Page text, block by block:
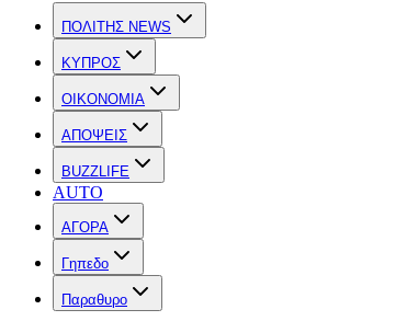
ΠΟΛΙΤΗΣ NEWS
ΚΥΠΡΟΣ
OIKONOMIA
ΑΠΟΨΕΙΣ
BUZZLIFE
AUTO
ΑΓΟΡΑ
Γηπεδο
Παραθυρο